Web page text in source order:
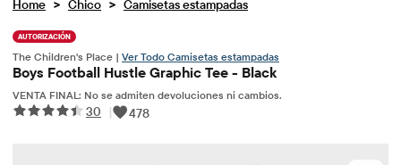
Home > Chico > Camisetas estampadas
AUTORIZACIÓN
The Children's Place | Ver Todo Camisetas estampadas
Boys Football Hustle Graphic Tee - Black
VENTA FINAL: No se admiten devoluciones ni cambios.
30 | 478